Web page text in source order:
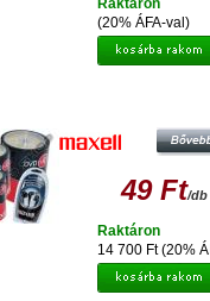
(20% ÁFA-val)
Raktáron
FÜLHALLGATÓ
49 Ft/db
14 700 Ft (20%
Raktáron